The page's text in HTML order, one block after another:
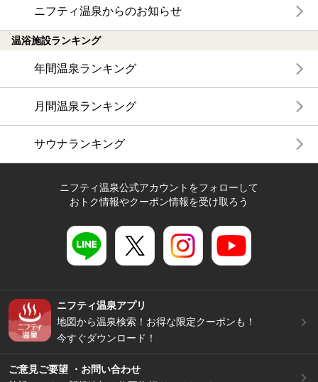
ニフティ温泉からのお知らせ
温浴施設ランキング
年間温泉ランキング
月間温泉ランキング
サウナランキング
ニフティ温泉公式アカウントをフォローして
おトク情報やクーポン情報を受け取ろう
ニフティ温泉アプリ
地図から温泉検索！お得な限定クーポンも！
今すぐダウンロード！
ご意見ご要望 ・お問い合わせ